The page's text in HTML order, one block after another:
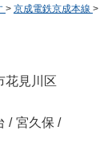
> 京成電鉄京成本線 >
花見川区
/ 宮久保 /